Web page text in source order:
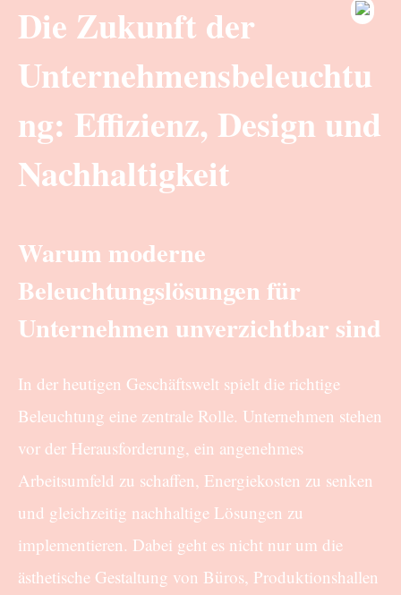
Die Zukunft der
Unternehmensbeleuchtu
ng: Effizienz, Design und
Nachhaltigkeit
Warum moderne
Beleuchtungslösungen für
Unternehmen unverzichtbar sind
In der heutigen Geschäftswelt spielt die richtige
Beleuchtung eine zentrale Rolle. Unternehmen stehen
vor der Herausforderung, ein angenehmes
Arbeitsumfeld zu schaffen, Energiekosten zu senken
und gleichzeitig nachhaltige Lösungen zu
implementieren. Dabei geht es nicht nur um die
ästhetische Gestaltung von Büros, Produktionshallen